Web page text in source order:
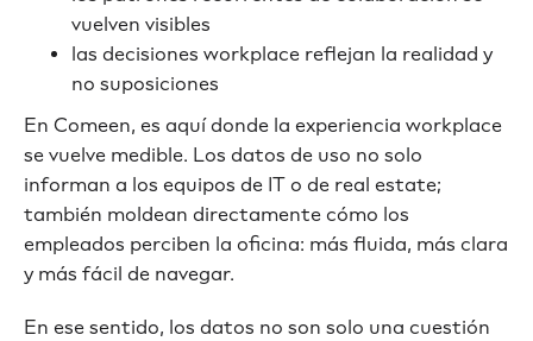
vuelven visibles
las decisiones workplace reflejan la realidad y
no suposiciones
En Comeen, es aquí donde la experiencia workplace
se vuelve medible. Los datos de uso no solo
informan a los equipos de IT o de real estate;
también moldean directamente cómo los
empleados perciben la oficina: más fluida, más clara
y más fácil de navegar.
En ese sentido, los datos no son solo una cuestión